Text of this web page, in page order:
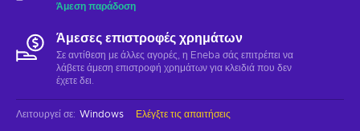
Άμεση παράδοση
Άμεσες επιστροφές χρημάτων
Σε αντίθεση με άλλες αγορές, η Eneba σάς επιτρέπει να
λάβετε άμεση επιστροφή χρημάτων για κλειδιά που δεν
έχετε δει.
Λειτουργεί σε: Windows Ελέγξτε τις απαιτήσεις